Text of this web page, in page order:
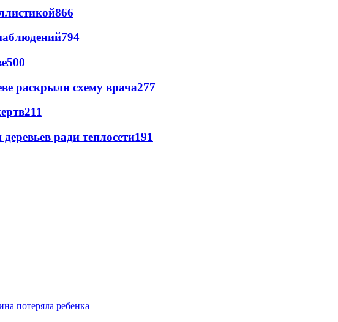
866
794
500
раскрыли схему врача277
211
ради теплосети191
потеряла ребенка